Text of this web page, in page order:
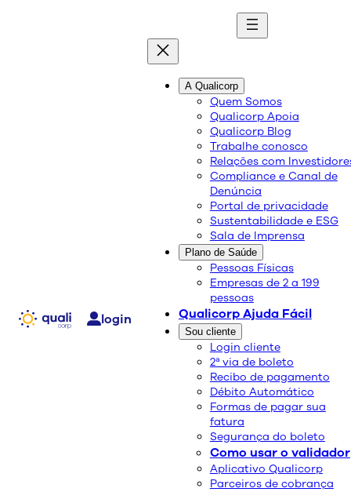
login
A Qualicorp
Quem Somos
Qualicorp Apoia
Qualicorp Blog
Trabalhe conosco
Relações com
Compliance e Canal de
Denúncia
Portal de privacidade
Sustentabilidade e ESG
Sala de Imprensa
Plano de Saúde
Pessoas Físicas
Empresas de 2 a 199
pessoas
Qualicorp Ajuda Fácil
Sou cliente
Login cliente
2ª via de boleto
Recibo de pagamento
Débito Automático
Formas de pagar sua
fatura
Segurança do boleto
Como usar o validador
Aplicativo Qualicorp
Parceiros de cobrança
doenças e
Conteúdo de qualidade e as melhores
soluções sobre saúde e bem-estar.
Doenças e Tratamentos
Doença do coração grande